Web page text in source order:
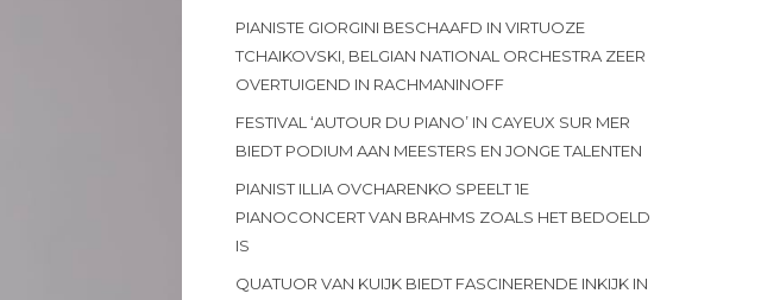
PIANISTE GIORGINI BESCHAAFD IN VIRTUOZE
TCHAIKOVSKI, BELGIAN NATIONAL ORCHESTRA ZEER
OVERTUIGEND IN RACHMANINOFF
FESTIVAL ‘AUTOUR DU PIANO’ IN CAYEUX SUR MER
BIEDT PODIUM AAN MEESTERS EN JONGE TALENTEN
PIANIST ILLIA OVCHARENKO SPEELT 1E
PIANOCONCERT VAN BRAHMS ZOALS HET BEDOELD
IS
QUATUOR VAN KUIJK BIEDT FASCINERENDE INKIJK IN